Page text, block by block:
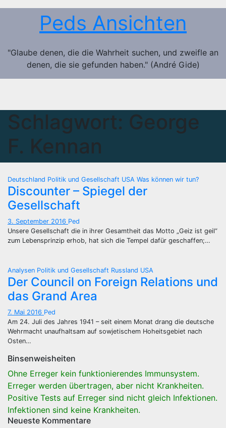
Zum
Peds Ansichten
"Glaube denen, die die Wahrheit suchen, und zweifle an
denen, die sie gefunden haben." (André Gide)
Schlagwort: George
F. Kennan
Deutschland Politik und Gesellschaft USA Was können wir tun?
Discounter – Spiegel der
Gesellschaft
3. September 2016 Ped
Unsere Gesellschaft die in ihrer Gesamtheit das Motto „Geiz ist geil“
zum Lebensprinzip erhob, hat sich die Tempel dafür geschaffen;…
Analysen Politik und Gesellschaft Russland USA
Der Council on Foreign Relations und
das Grand Area
7. Mai 2016 Ped
Am 24. Juli des Jahres 1941 – seit einem Monat drang die deutsche
Wehrmacht unaufhaltsam auf sowjetischem Hoheitsgebiet nach
Osten…
Binsenweisheiten
Ohne Erreger kein funktionierendes Immunsystem.
Erreger werden übertragen, aber nicht Krankheiten.
Positive Tests auf Erreger sind nicht gleich Infektionen.
Infektionen sind keine Krankheiten.
Neueste Kommentare